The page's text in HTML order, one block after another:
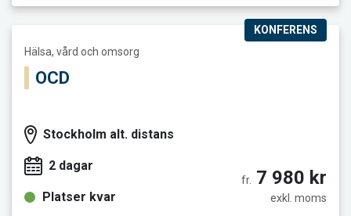
KONFERENS
Hälsa, vård och omsorg
OCD
Stockholm alt. distans
2 dagar
Platser kvar
fr. 7 980 kr
exkl. moms